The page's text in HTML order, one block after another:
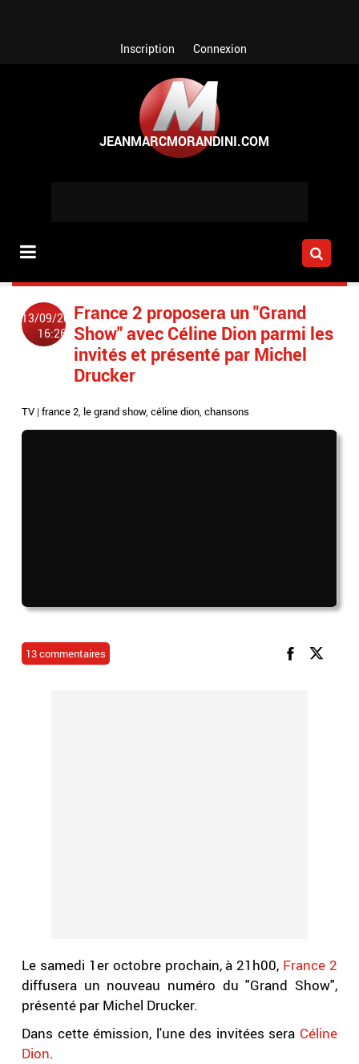
Inscription Connexion
13/09/2016
16:26
France 2 proposera un "Grand
Show" avec Céline Dion parmi les
invités et présenté par Michel
Drucker
TV |france 2, le grand show,céline dion,chansons
13 commentaires
Le samedi 1er octobre prochain, à 21h00, France 2
diffusera un nouveau numéro du "Grand Show",
présenté par Michel Drucker.
Dans cette émission, l'une des invitées sera Céline
Dion.